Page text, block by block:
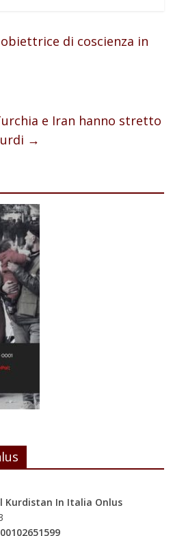
di coscienza in
e Iran hanno stretto
→
Kurdistan In Italia Onlus